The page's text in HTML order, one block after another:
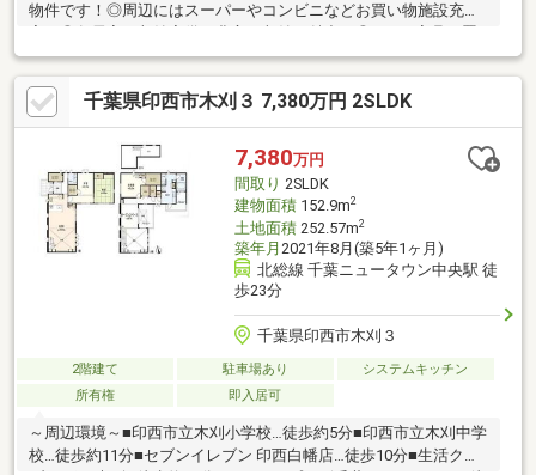
物件です！◎周辺にはスーパーやコンビニなどお買い物施設充
いてもゆとりある広さ！家族団らんの時間をゆったり過ごすこと
ができますね！◎対面キッチンからはリビング・ダイニングが見
渡せるのでお子様の様子を見守りながら料理ができます。◎子育
てしやすい住環境！◎家事動線に配慮した間取りです！
千葉県印西市木刈３ 7,380万円 2SLDK
7,380万円
間取り 2SLDK
建物面積152.9m2
土地面積252.57m2
築年月 2021年8月(築5年1ヶ月)
北総線 千葉ニュータウン中央駅 徒
歩23分
千葉県印西市木刈３
2階建て 駐車場あり
システムキッチン
所有権
即入居可
～周辺環境～■印西市立木刈小学校…徒歩約5分■印西市立木刈中学
校…徒歩約11分■セブンイレブン 印西白幡店…徒歩10分■生活クラ